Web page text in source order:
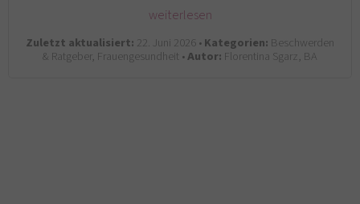
weiterlesen
Zuletzt aktualisiert: 22. Juni 2026 •Kategorien: Beschwerden
& Ratgeber, Frauengesundheit •Autor: Florentina Sgarz, BA